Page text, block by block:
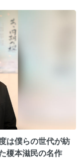
は僕らの世代が紡
榎本滋民の名作